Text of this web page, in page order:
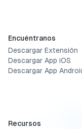
Encuéntranos
Descargar Extensión
Descargar App iOS
Descargar App
Recursos